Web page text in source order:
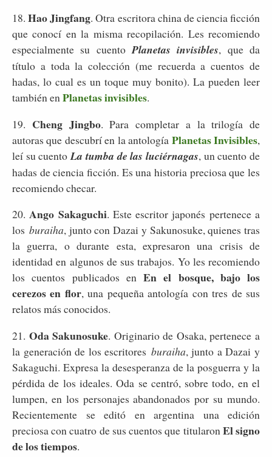
18.Hao Jingfang. Otra escritora china de ciencia ficción
que conocí en la misma recopilación. Les recomiendo
especialmente su cuentoPlanetas invisibles, que da
título a toda la colección (me recuerda a cuentos de
hadas, lo cual es un toque muy bonito). La pueden leer
también enPlanetas invisibles.
19. Cheng Jingbo. Para completar a la trilogía de
autoras que descubrí en la antología Planetas Invisibles,
leí su cuentoLa tumba de las luciérnagas, un cuento de
hadas de ciencia ficción. Es una historia preciosa que les
recomiendo checar.
20.Ango Sakaguchi. Este escritor japonés pertenece a
los buraiha, junto con Dazai y Sakunosuke, quienes tras
la guerra, o durante esta, expresaron una crisis de
identidad en algunos de sus trabajos. Yo les recomiendo
los cuentos publicados en En el bosque, bajo los
cerezos en flor, una pequeña antología con tres de sus
relatos más conocidos.
21. Oda Sakunosuke. Originario de Osaka, pertenece a
la generación de los escritores buraiha, junto a Dazai y
Sakaguchi. Expresa la desesperanza de la posguerra y la
pérdida de los ideales. Oda se centró, sobre todo, en el
lumpen, en los personajes abandonados por su mundo.
Recientemente se editó en argentina una edición
preciosa con cuatro de sus cuentos que titularonEl signo
de los tiempos.